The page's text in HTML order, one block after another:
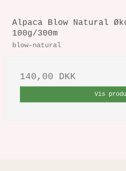
Alpaca Blow Natural
100g/300m
blow-natural
140,00 DKK
Vis